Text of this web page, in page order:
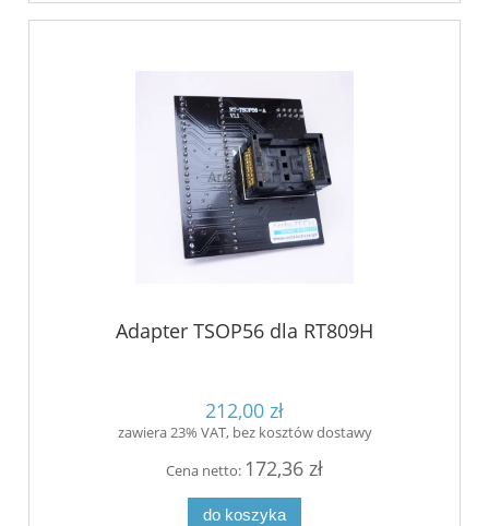
Adapter TSOP56 dla RT809H
212,00 zł
zawiera 23% VAT, bez kosztów dostawy
Cena netto: 172,36 zł
do koszyka